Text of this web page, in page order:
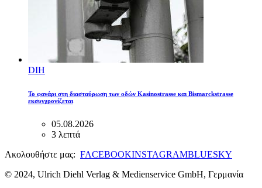
DIH
Το φανάρι στη διασταύρωση των οδών Kasinostrasse και Bismarckstrasse
εκσυγχρονίζεται
05.08.2026
3 λεπτά
Ακολουθήστε μας: FACEBOOKINSTAGRAMBLUESKY
© 2024, Ulrich Diehl Verlag & Medienservice GmbH, Γερμανία